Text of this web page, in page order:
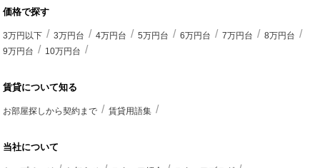
価格で探す
3万円以下 3万円台 4万円台 5万円台 6万円台 7万円台
8万円台
9万円台
10万円台
賃貸について知る
お部屋探しから契約まで 賃貸用語集
当社について